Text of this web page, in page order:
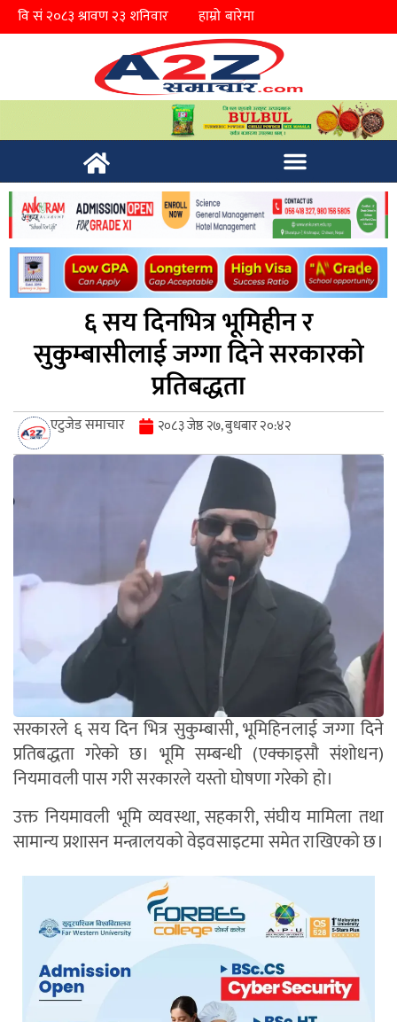
हाम्रो बारेमा
६ सय दिनभित्र भूमिहीन र
सुकुम्बासीलाई जग्गा दिने सरकारको
प्रतिबद्धता
एटुजेड समाचार २०८३ जेष्ठ २७, बुधबार २०:४२
सरकारले ६ सय दिन भित्र सुकुम्बासी, भूमिहिनलाई जग्गा दिने
प्रतिबद्धता गरेको छ। भूमि सम्बन्धी (एक्काइसौ संशोधन)
नियमावली पास गरी सरकारले यस्तो घोषणा गरेको हो।
उक्त नियमावली भूमि व्यवस्था, सहकारी, संघीय मामिला तथा
सामान्य प्रशासन मन्त्रालयको वेइवसाइटमा समेत राखिएको छ।